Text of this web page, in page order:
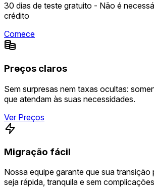
30 dias de teste gratuito - Não é
crédito
Comece
Preços claros
Sem surpresas nem taxas ocultas:
que atendam às suas necessidades.
Ver Preços
Migração fácil
Nossa equipe garante que sua transição
seja rápida, tranquila e sem